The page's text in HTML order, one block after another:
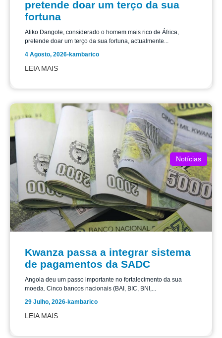
pretende doar um terço da sua
fortuna
Aliko Dangote, considerado o homem mais rico de África,
pretende doar um terço da sua fortuna, actualmente...
4 Agosto, 2026-kambarico
LEIA MAIS
Notícias
Kwanza passa a integrar sistema
de pagamentos da SADC
Angola deu um passo importante no fortalecimento da sua
moeda. Cinco bancos nacionais (BAI, BIC, BNI,...
29 Julho, 2026-kambarico
LEIA MAIS